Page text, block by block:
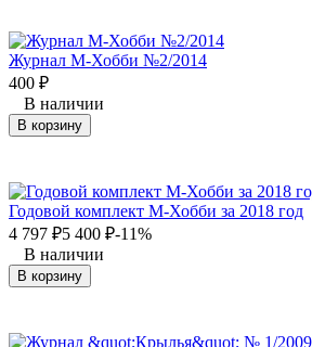
Журнал М-Хобби №2/2014
400 ₽
В наличии
В корзину
Годовой комплект М-Хобби за 2018 год
4 797 ₽5 400 ₽-11%
В наличии
В корзину